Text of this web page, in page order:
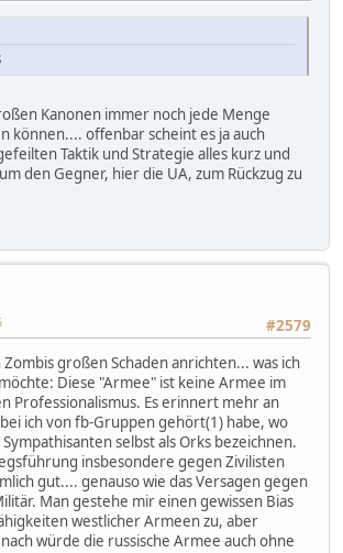
Kanonen immer noch jede Menge
können.... offenbar scheint es ja auch
Taktik und Strategie alles kurz und
den Gegner, hier die UA, zum Rückzug zu
#2579
großen Schaden anrichten... was ich
Diese "Armee" ist keine Armee im
Professionalismus. Es erinnert mehr an
ich von fb-Gruppen gehört(1) habe, wo
selbst als Orks bezeichnen.
insbesondere gegen Zivilisten
gut.... genauso wie das Versagen gegen
Man gestehe mir einen gewissen Bias
westlicher Armeen zu, aber
würde die russische Armee auch ohne